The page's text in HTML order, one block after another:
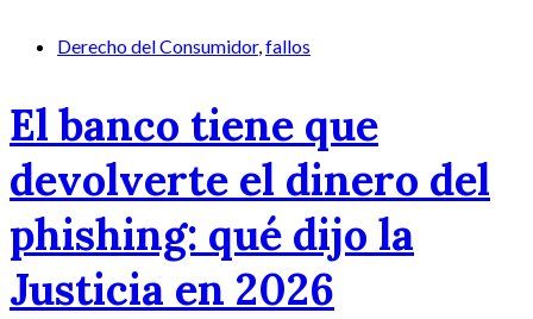
Derecho del Consumidor, fallos
El banco tiene que
devolverte el dinero del
phishing: qué dijo la
Justicia en 2026